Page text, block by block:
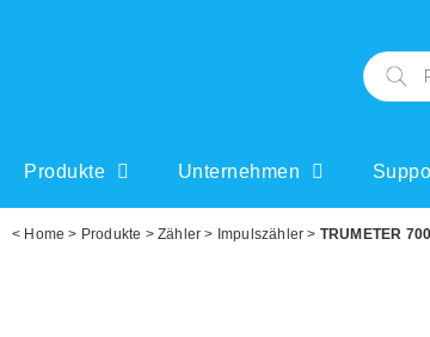
Produkte Unternehmen
< Home > Produkte >Zähler > Impulszähler > TRUMETER